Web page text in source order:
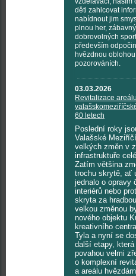
děti zahlcovat
nabídnout jim
plnou her,
dobrovolných
především
hvězdnou
pozorováních.
03.03.2026
Revitalizace areálu
60 letech
Poslední roky
Valašské
velkých změn v
infrastruktuře
Zatím většina
trochu skrytě, ať
jednalo o opravy
interiérů nebo
skryta za
velkou změnou
nového objektu
kreativního
Tyla a nyní se
další etapy,
povahou velmi
o komplexní
a areálu